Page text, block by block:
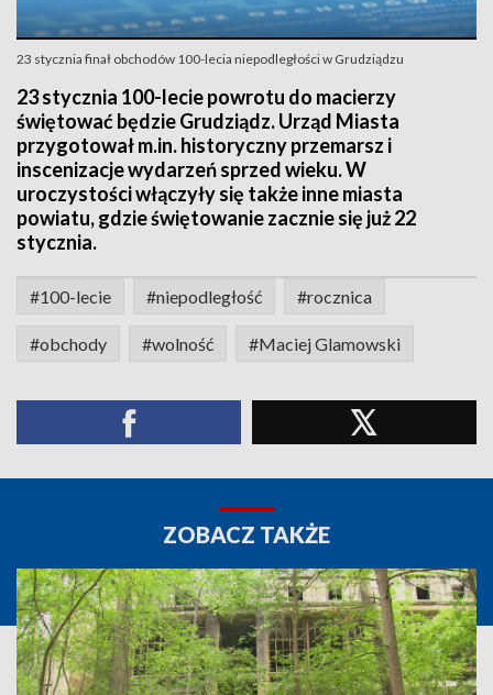
23 stycznia finał obchodów 100-lecia niepodległości w Grudziądzu
23 stycznia 100-lecie powrotu do macierzy
świętować będzie Grudziądz. Urząd Miasta
przygotował m.in. historyczny przemarsz i
inscenizacje wydarzeń sprzed wieku. W
uroczystości włączyły się także inne miasta
powiatu, gdzie świętowanie zacznie się już 22
stycznia.
#100-lecie #niepodległość #rocznica
#obchody #wolność #Maciej Glamowski
ZOBACZ TAKŻE